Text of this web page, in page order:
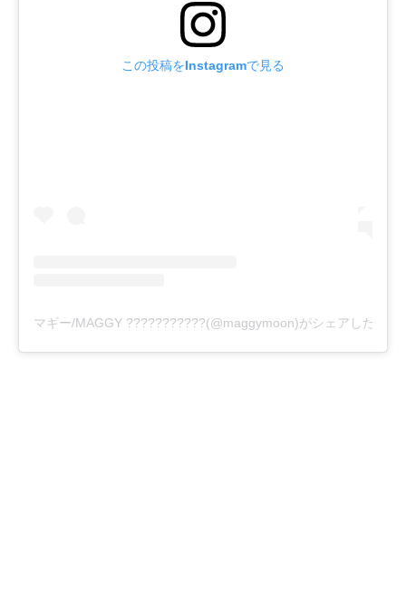
この投稿をInstagramで見る
マギー/MAGGY ???????????(@maggymoon)がシェアした投稿